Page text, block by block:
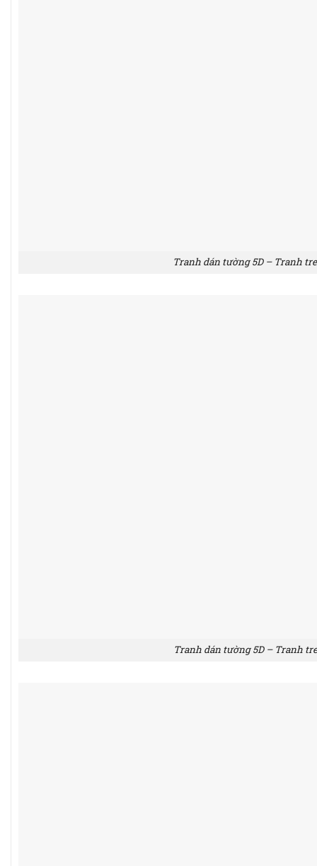
Tranh dán tường 5D – Tranh
Tranh dán tường 5D – Tranh